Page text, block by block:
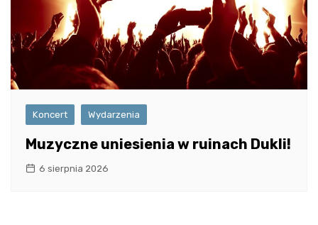
Koncert Wydarzenia
Muzyczne uniesienia w ruinach Dukli!
6 sierpnia 2026